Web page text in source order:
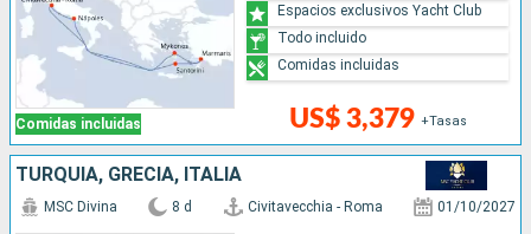
Comidas incluidas US$ 3,379 +Tasas
Espacios exclusivos Yacht Club
Todo incluido
Comidas incluidas
TURQUÍA, GRECIA, ITALIA
MSC Divina 8 d Civitavecchia - Roma 01/10/2027